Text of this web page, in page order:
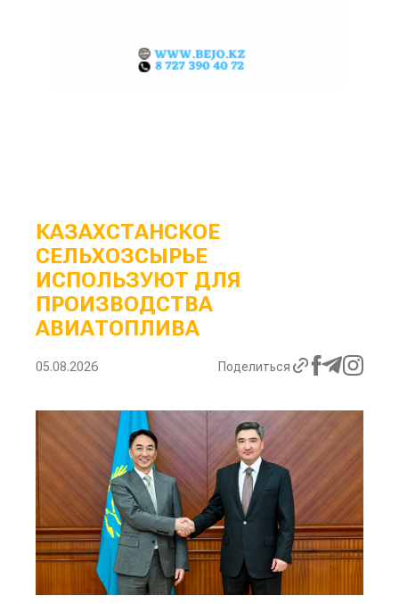
КАЗАХСТАНСКОЕ
СЕЛЬХОЗСЫРЬЕ
ИСПОЛЬЗУЮТ ДЛЯ
ПРОИЗВОДСТВА
АВИАТОПЛИВА
05.08.2026 Поделиться